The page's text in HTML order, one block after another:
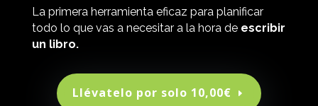
La primera herramienta eficaz para planificar
todo lo que vas a necesitar a la hora deescribir
un libro.
Llévatelo por solo 10,00€